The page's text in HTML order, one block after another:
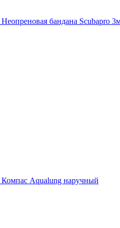
Неопреновая бандана Scubapro
Компас Aqualung наручный